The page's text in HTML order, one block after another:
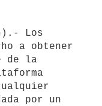
a obtener
de la
por un